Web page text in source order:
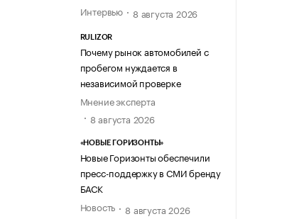
Интервью
8 августа 2026
RULIZOR
Почему рынок автомобилей с
пробегом нуждается в
независимой проверке
Мнение эксперта
8 августа 2026
«НОВЫЕ ГОРИЗОНТЫ»
Новые Горизонты обеспечили
пресс-поддержку в СМИ бренду
БАСК
Новость
8 августа 2026